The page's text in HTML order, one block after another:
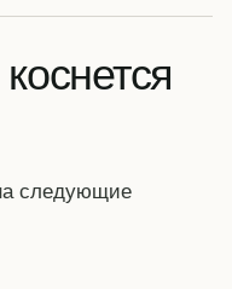
следующие